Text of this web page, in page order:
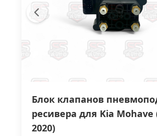
Блок клапанов
ресивера для Kia Mohave
2020)